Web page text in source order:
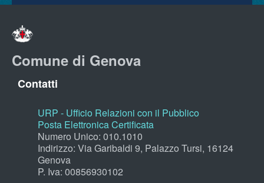
Comune di Genova
Contatti
URP - Ufficio Relazioni con il Pubblico
Posta Elettronica Certificata
Numero Unico: 010.1010
Indirizzo: Via Garibaldi 9, Palazzo Tursi, 16124
Genova
P. Iva: 00856930102